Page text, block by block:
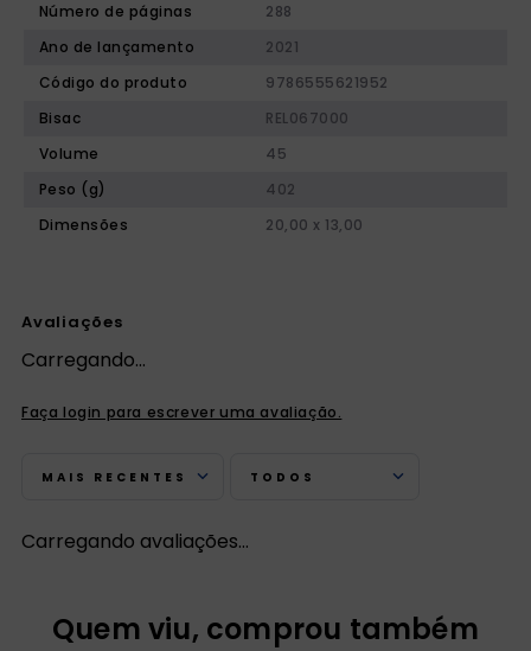
Número de páginas
288
Ano de lançamento
2021
Código do produto
9786555621952
Bisac
REL067000
Volume
45
Peso (g)
402
Dimensões
20,00 x 13,00
Avaliações
Carregando…
Faça login para escrever uma avaliação.
MAIS RECENTES TODOS
Carregando avaliações…
Quem viu, comprou também